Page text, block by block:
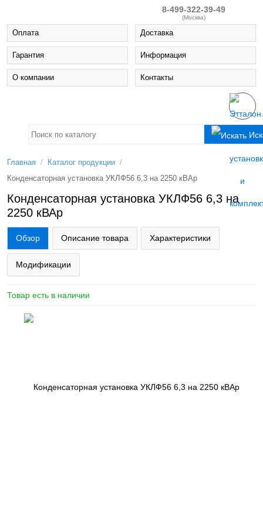
8-499-322-39-49
(Москва)
Оплата Доставка
Гарантия Информация
О компании Контакты
Главная / Каталог продукции /
Конденсаторная установка УКЛФ56 6,3 на 2250 кВАр
Конденсаторная установка УКЛФ56 6,3 на
2250 кВАр
Обзор Описание товара Характеристики
Модификации
Товар есть в наличии